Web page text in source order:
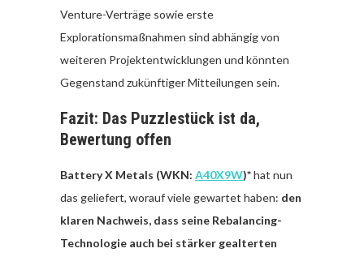
Venture-Verträge sowie erste
Explorationsmaßnahmen sind abhängig von
weiteren Projektentwicklungen und könnten
Gegenstand zukünftiger Mitteilungen sein.
Fazit: Das Puzzlestück ist da,
Bewertung offen
Battery X Metals (WKN: A40X9W)*hat nun
das geliefert, worauf viele gewartet haben: den
klaren Nachweis, dass seine Rebalancing-
Technologie auch bei stärker gealterten